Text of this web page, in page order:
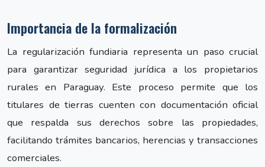
Importancia de la formalización
La regularización fundiaria representa un paso crucial
para garantizar seguridad jurídica a los propietarios
rurales en Paraguay. Este proceso permite que los
titulares de tierras cuenten con documentación oficial
que respalda sus derechos sobre las propiedades,
facilitando trámites bancarios, herencias y transacciones
comerciales.